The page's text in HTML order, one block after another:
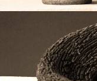
запрос,
После